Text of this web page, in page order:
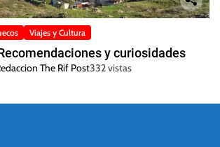
Viajes y Cultura
y curiosidades
The Rif Post332 vistas